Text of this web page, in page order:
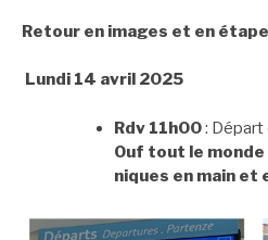
Retour en images et en
Lundi 14 avril 2025
Rdv 11h00: Départ
Ouf tout le monde
niques en main et